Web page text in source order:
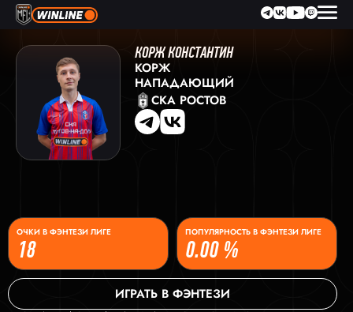
КОРЖ КОНСТАНТИН
КОРЖ
НАПАДАЮЩИЙ
СКА РОСТОВ
18
ОЧКИ В ФЭНТЕЗИ ЛИГЕ
0.00 %
ПОПУЛЯРНОСТЬ В ФЭНТЕЗИ ЛИГЕ
ИГРАТЬ В ФЭНТЕЗИ